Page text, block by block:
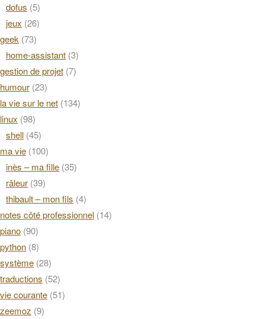
dofus (5)
jeux (26)
geek (73)
home-assistant (3)
gestion de projet (7)
humour (23)
la vie sur le net (134)
linux (98)
shell (45)
ma vie (100)
inès – ma fille (35)
râleur (39)
thibault – mon fils (4)
notes côté professionnel (14)
piano (90)
python (8)
système (28)
traductions (52)
vie courante (51)
zeemoz (9)